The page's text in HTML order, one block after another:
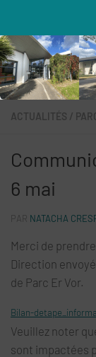
Résidences
ACTUALITÉS /
6 mai
NATACHA
Merci de
Direction
de Parc Er Vor.
Bilan-
Veuillez noter
sont impactées